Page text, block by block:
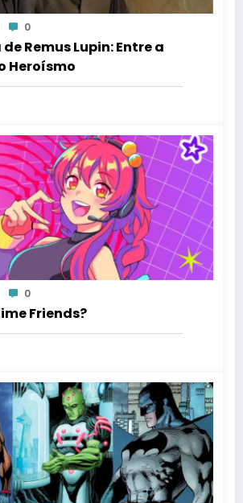
0
Remus Lupin: Entre a
Heroísmo
0
Friends?